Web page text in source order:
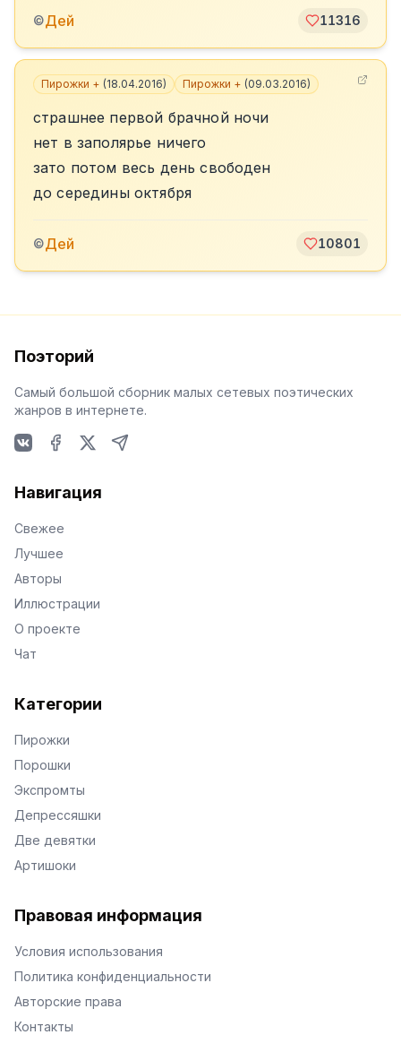
©Дей 11316
Пирожки + (18.04.2016) Пирожки + (09.03.2016)
страшнее первой брачной ночи
нет в заполярье ничего
зато потом весь день свободен
до середины октября
©Дей 10801
Поэторий
Самый большой сборник малых сетевых поэтических
жанров в интернете.
Навигация
Свежее
Лучшее
Авторы
Иллюстрации
О проекте
Чат
Категории
Пирожки
Порошки
Экспромты
Депрессяшки
Две девятки
Артишоки
Правовая информация
Условия использования
Политика конфиденциальности
Авторские права
Контакты